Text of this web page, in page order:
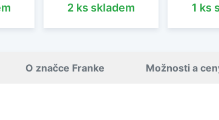
2 ks skladem 1 ks
O značce Franke Možnosti a